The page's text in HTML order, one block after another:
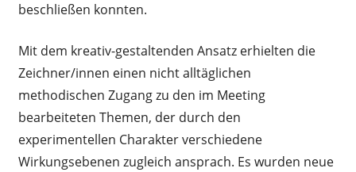
beschließen konnten.
Mit dem kreativ-gestaltenden Ansatz erhielten die
Zeichner/innen einen nicht alltäglichen
methodischen Zugang zu den im Meeting
bearbeiteten Themen, der durch den
experimentellen Charakter verschiedene
Wirkungsebenen zugleich ansprach. Es wurden neue